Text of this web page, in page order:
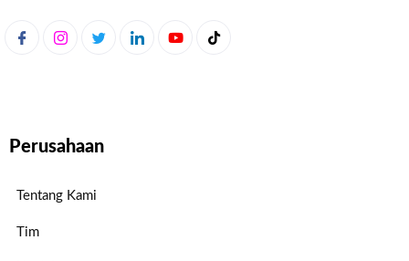
Perusahaan
Tentang Kami
Tim